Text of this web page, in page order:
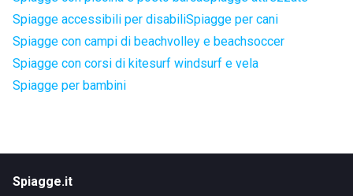
Spiagge accessibili per disabiliSpiagge per cani
Spiagge con campi di beachvolley e beachsoccer
Spiagge con corsi di kitesurf windsurf e vela
Spiagge per bambini
Spiagge.it